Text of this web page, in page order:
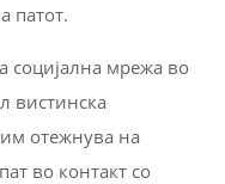
патот.
социјална мрежа во
вистинска
отежнува на
во контакт со